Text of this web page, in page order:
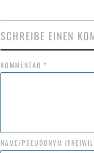
SCHREIBE EINEN
KOMMENTAR *
NAME/PSEUDONYM